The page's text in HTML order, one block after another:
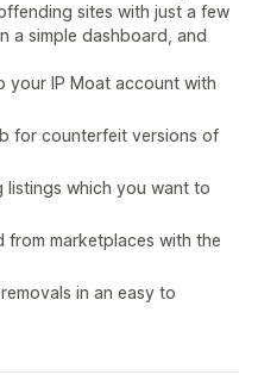
sites with just a few
a simple dashboard, and
IP Moat account with
for counterfeit versions of
which you want to
from marketplaces with the
in an easy to